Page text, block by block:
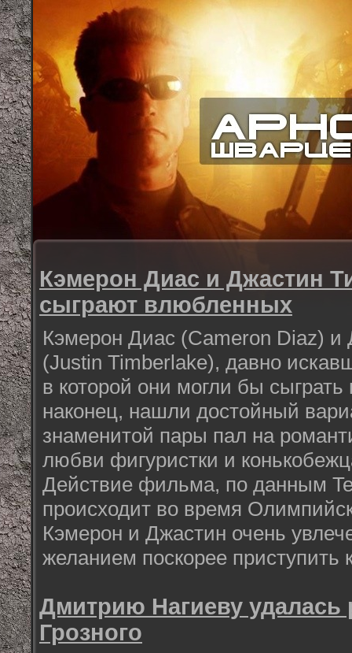
Кэмерон Диас и Джастин
сыграют влюбленных
Кэмерон Диас (Cameron Diaz) и
(Justin Timberlake), давно
в которой они могли бы
наконец, нашли достойный
знаменитой пары пал на
любви фигуристки и
Действие фильма, по данным
происходит во время
Кэмерон и Джастин очень
желанием поскорее приступить
Дмитрию Нагиеву удалась
Грозного